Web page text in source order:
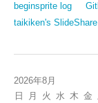
beginsprite log
taikiken's SlideShare
2026年8月
日
月 火 水 木 金